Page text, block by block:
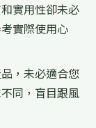
實用性卻未必
實際使用心
，未必適合您
同，盲目跟風